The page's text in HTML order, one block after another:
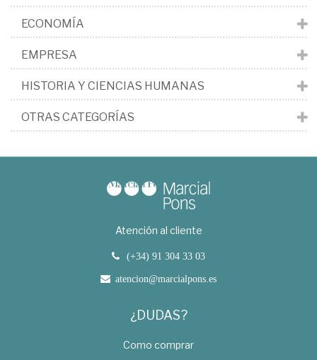
ECONOMÍA
EMPRESA
HISTORIA Y CIENCIAS HUMANAS
OTRAS CATEGORÍAS
Atención al cliente
(+34) 91 304 33 03
atencion@marcialpons.es
¿DUDAS?
Como comprar